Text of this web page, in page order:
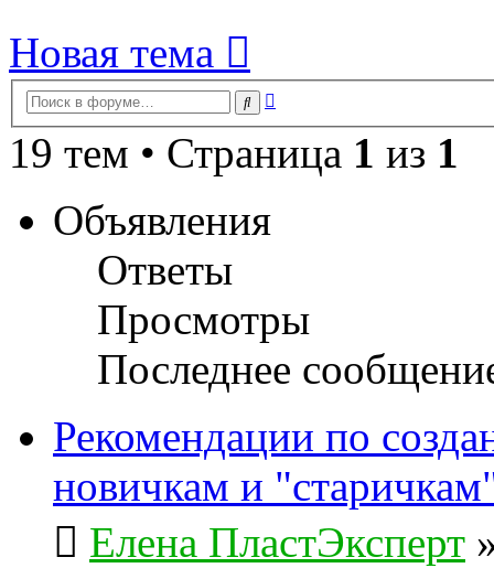
Новая тема
Поиск
19 тем • Страница 1 из 1
Объявления
Ответы
Просмотры
Последнее
Рекомендации по
новичкам и
Елена ПластЭксперт